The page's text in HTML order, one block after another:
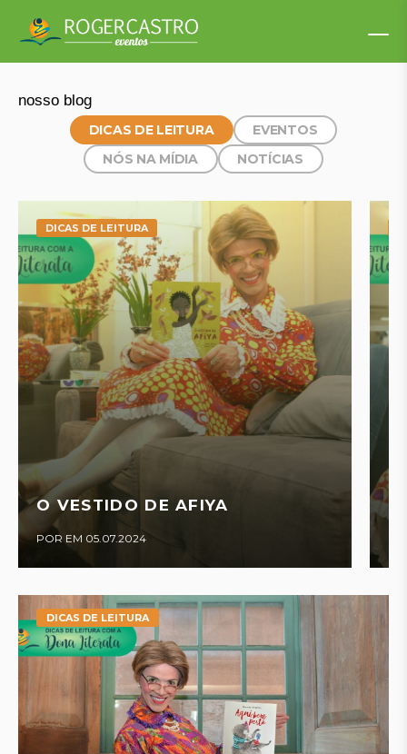
nosso blog
DICAS DE LEITURA
EVENTOS
NÓS NA MÍDIA
NOTÍCIAS
DICAS DE LEITURA
O VESTIDO DE AFIYA
POR EM 05.07.2024
DICAS DE LEITURA